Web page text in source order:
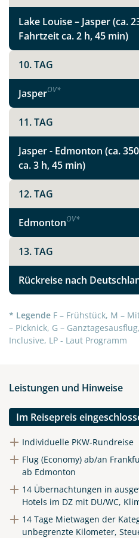
Entdecken Sie
Prärielandschaften
Facebook
Lake Louise – Jasper (ca.
Fahrtzeit ca. 2 h, 45 min)
10. TAG
JasperOV*
11. TAG
Jasper - Edmonton (ca.
ca. 3 h, 45 min)
12. TAG
EdmontonOV*
13. TAG
Rückreise nach
* Legende F – Frühstück, M –
– Picknick, G –
Inclusive, LP - Laut Programm
Leistungen und Hinweise
Im Reisepreis
Individuelle PKW-Rundreise
Flug (Economy) ab/an
ab Edmonton
14 Übernachtungen in
Hotels im DZ mit DU/WC,
14 Tage Mietwagen der
unbegrenzte Kilometer,